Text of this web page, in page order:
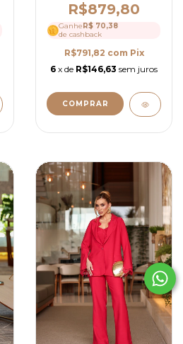
R$879,80
Ganhe R$ 70,38
de cashback
R$791,82 com Pix
6 x de R$146,63 sem juros
COMPRAR